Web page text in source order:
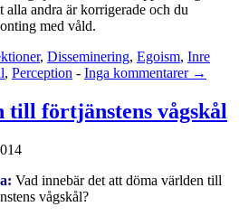
alla andra är korrigerade och du
med våld.
, Disseminering, Egoism, Inre
, Perception - Inga kommentarer →
till förtjänstens vågskål
Vad innebär det att döma världen till
vågskål?